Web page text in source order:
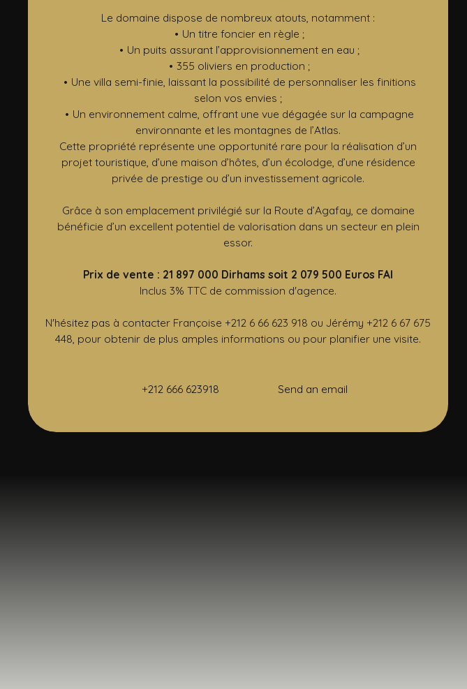
Le domaine dispose de nombreux atouts, notamment :
Un titre foncier en règle ;
Un puits assurant l’approvisionnement en eau ;
355 oliviers en production ;
Une villa semi-finie, laissant la possibilité de personnaliser les finitions
selon vos envies ;
Un environnement calme, offrant une vue dégagée sur la campagne
environnante et les montagnes de l’Atlas.
Cette propriété représente une opportunité rare pour la réalisation d’un
projet touristique, d’une maison d’hôtes, d’un écolodge, d’une résidence
privée de prestige ou d’un investissement agricole.
Grâce à son emplacement privilégié sur la Route d’Agafay, ce domaine
bénéficie d’un excellent potentiel de valorisation dans un secteur en plein
essor.
Prix de vente : 21 897 000 Dirhams soit 2 079 500 Euros FAI
Inclus 3% TTC de commission d'agence.
N'hésitez pas à contacter Françoise +212 6 66 623 918 ou Jérémy +212 6 67 675
448, pour obtenir de plus amples informations ou pour planifier une visite.
+212 666 623918 Send an email